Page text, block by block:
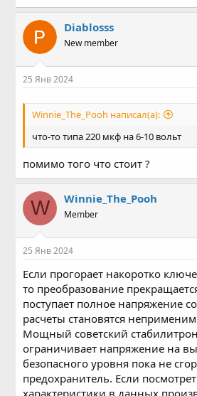
Diablosss
New member
25 Янв 2024
Winnie_The_Pooh написал(а):
что-то типа 220 мкф на 6-10 вольт
помимо того что стоит ?
W Winnie_The_Pooh
Member
25 Янв 2024
Если прогорает накоротко
то преобразование
поступает полное напряжение
расчеты становятся
Мощный советский
ограничивает напряжение на
безопасного уровня пока не
предохранитель. Если
характеристики в данных